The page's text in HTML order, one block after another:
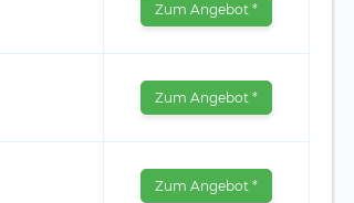
Zum Angebot *
Zum Angebot *
Zum Angebot *